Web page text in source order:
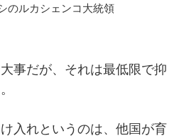
のルカシェンコ大統領
事だが、それは最低限で抑
入れというのは、他国が育